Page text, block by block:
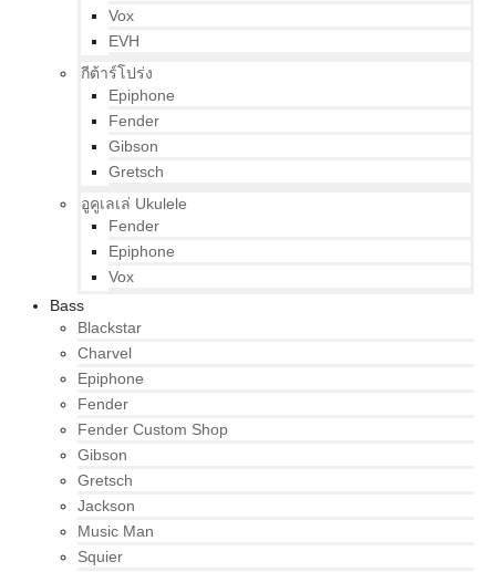
Vox
EVH
กีต้าร์โปร่ง
Epiphone
Fender
Gibson
Gretsch
อูคูเลเล่ Ukulele
Fender
Epiphone
Vox
Bass
Blackstar
Charvel
Epiphone
Fender
Fender Custom Shop
Gibson
Gretsch
Jackson
Music Man
Squier